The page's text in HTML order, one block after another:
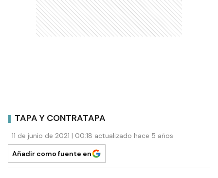
TAPA Y CONTRATAPA
11 de junio de 2021 | 00:18 actualizado hace 5 años
Añadir como fuente en